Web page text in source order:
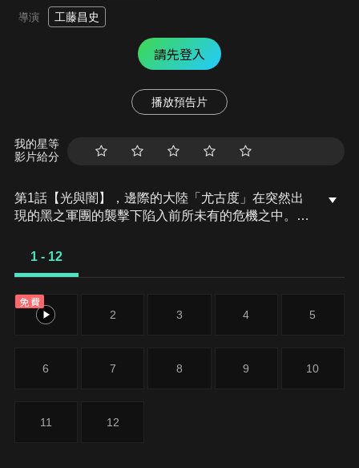
導演 工藤昌史
請先登入
播放預告片
我的星等
影片給分
第1話【光與闇】，邊際的大陸「尤古度」在突然出
現的黑之軍團的襲擊下陷入前所未有的危機之中。在
候，無名的戰士尤里號召義勇軍挺身而出，他們在尤
1 - 12
免費
1 2 3 4 5
6 7 8 9 10
11 12